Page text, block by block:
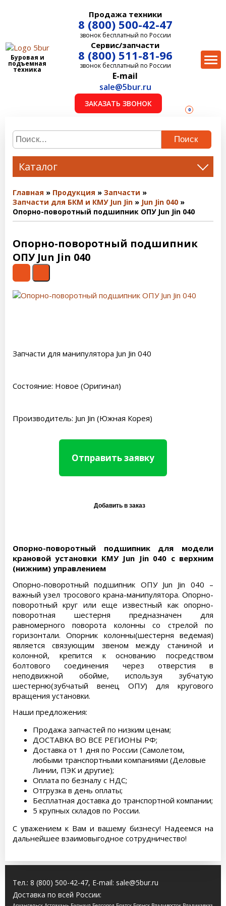
Буровая и
подъемная
техника
Продажа техники
8 (800) 500-42-47
звонок бесплатный по России
Сервис/запчасти
8 (800) 511-81-96
звонок бесплатный по России
E-mail
sale@5bur.ru
ЗАКАЗАТЬ ЗВОНОК
0
Поиск
Каталог
Главная Продукция
Запчасти
Запчасти для БКМ и КМУ Jun Jin
Jun Jin 040
Опорно-поворотный подшипник ОПУ Jun Jin 040
Опорно-поворотный подшипник
ОПУ Jun Jin 040
Запчасти для манипулятора Jun Jin 040
Состояние: Новое (Оригинал)
Производитель: Jun Jin (Южная Корея)
Отправить заявку
Опорно-поворотный подшипник для модели
крановой установки КМУ Jun Jin 040 с верхним
(нижним) управлением
Опорно-поворотный подшипник ОПУ Jun Jin 040 –
важный узел тросового крана-манипулятора. Опорно-
поворотный круг или еще известный как опорно-
поворотная шестерня предназначен для
равномерного поворота колонны со стрелой по
горизонтали. Опорник колонны(шестерня ведемая)
является связующим звеном между станиной и
колонной, крепится к основанию посредством
болтового соединения через отверстия в
неподвижной обойме, используя зубчатую
шестерню(зубчатый венец ОПУ) для кругового
вращения установки.
Наши предложения:
Продажа запчастей по низким ценам;
ДОСТАВКА ВО ВСЕ РЕГИОНЫ РФ;
Доставка от 1 дня по России (Самолетом,
любыми транспортными компаниями (Деловые
Линии, ПЭК и другие);
Оплата по безналу с НДС;
Отгрузка в день оплаты;
Бесплатная доставка до транспортной компании;
5 крупных складов по России.
С уважением к Вам и вашему бизнесу! Надеемся на
дальнейшее взаимовыгодное сотрудничество!
Тел.: 8 (800) 500-42-47, E-mail: sale@5bur.ru
Доставка по всей России: